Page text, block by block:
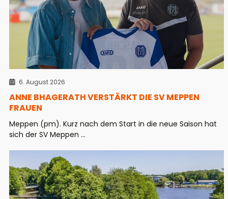
6. August 2026
ANNE BHAGERATH VERSTÄRKT DIE SV MEPPEN
FRAUEN
Meppen (pm). Kurz nach dem Start in die neue Saison hat
sich der SV Meppen ...